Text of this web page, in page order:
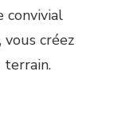
convivial
créez